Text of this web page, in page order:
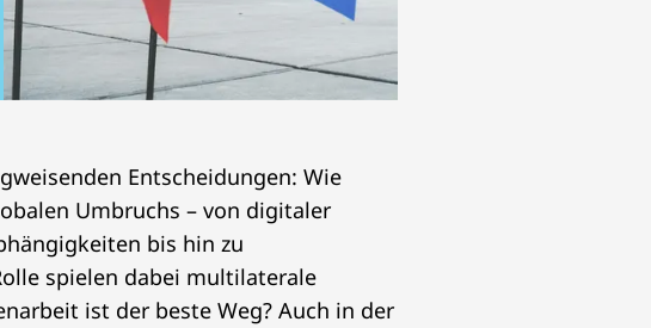
Entscheidungen: Wie
Umbruchs – von digitaler
bis hin zu
spielen dabei multilaterale
ist der beste Weg? Auch in der